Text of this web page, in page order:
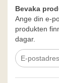
Bevaka
Ange din e-
produkten
dagar.